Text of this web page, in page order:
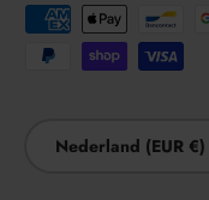
Geaccepteerde
Nederland (EUR €)